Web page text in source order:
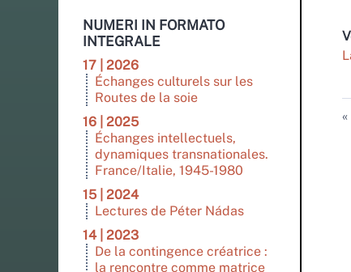
NUMERI IN FORMATO
INTEGRALE
17 | 2026
Échanges culturels sur les
Routes de la soie
16 | 2025
Échanges intellectuels,
dynamiques transnationales.
France/Italie, 1945-1980
15 | 2024
Lectures de Péter Nádas
14 | 2023
De la contingence créatrice :
la rencontre comme matrice